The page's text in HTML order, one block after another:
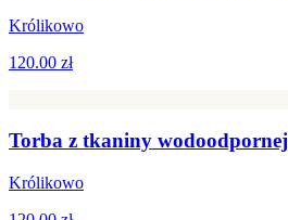
Królikowo
120.00 zł
Torba z tkaniny
Królikowo